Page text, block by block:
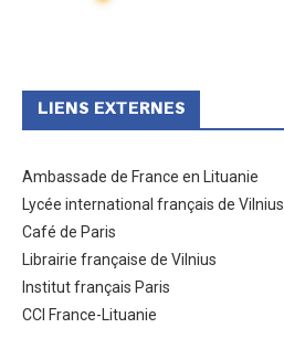
LIENS EXTERNES
Ambassade de France en Lituanie
Lycée international français de Vilnius
Café de Paris
Librairie française de Vilnius
Institut français Paris
CCI France-Lituanie